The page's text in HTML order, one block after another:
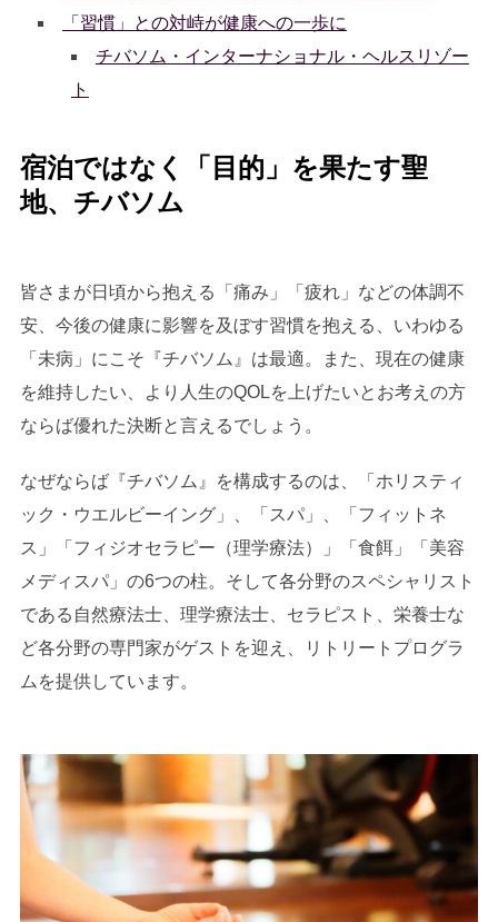
「習慣」との対峙が健康への一歩に
チバソム・インターナショナル・ヘルスリゾー
ト
宿泊ではなく「目的」を果たす聖
地、チバソム
皆さまが日頃から抱える「痛み」「疲れ」などの体調不
安、今後の健康に影響を及ぼす習慣を抱える、いわゆる
「未病」にこそ『チバソム』は最適。また、現在の健康
を維持したい、より人生のQOLを上げたいとお考えの方
ならば優れた決断と言えるでしょう。
なぜならば『チバソム』を構成するのは、「ホリスティ
ック・ウエルビーイング」、「スパ」、「フィットネ
ス」「フィジオセラピー（理学療法）」「⾷餌」「美容
メディスパ」の6つの柱。そして各分野のスペシャリスト
である⾃然療法⼠、理学療法⼠、セラピスト、栄養⼠な
ど各分野の専⾨家がゲストを迎え、リトリートプログラ
ムを提供しています。